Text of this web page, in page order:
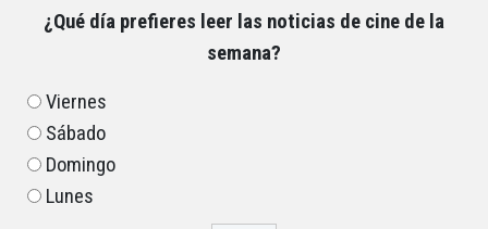
¿Qué día prefieres leer las noticias de cine de la
semana?
Viernes
Sábado
Domingo
Lunes